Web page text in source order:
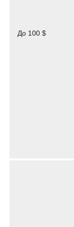
До 100 $